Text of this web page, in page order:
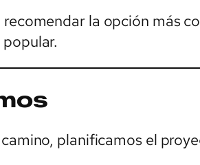
la opción más
planificamos el